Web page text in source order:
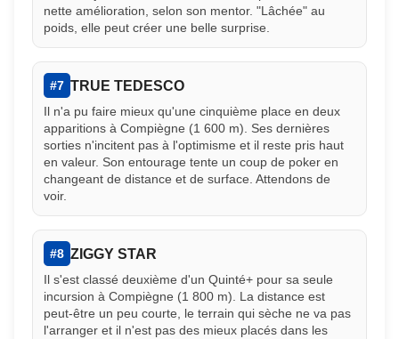
nette amélioration, selon son mentor. "Lâchée" au
poids, elle peut créer une belle surprise.
#7 TRUE TEDESCO
Il n'a pu faire mieux qu'une cinquième place en deux
apparitions à Compiègne (1 600 m). Ses dernières
sorties n'incitent pas à l'optimisme et il reste pris haut
en valeur. Son entourage tente un coup de poker en
changeant de distance et de surface. Attendons de
voir.
#8 ZIGGY STAR
Il s'est classé deuxième d'un Quinté+ pour sa seule
incursion à Compiègne (1 800 m). La distance est
peut-être un peu courte, le terrain qui sèche ne va pas
l'arranger et il n'est pas des mieux placés dans les